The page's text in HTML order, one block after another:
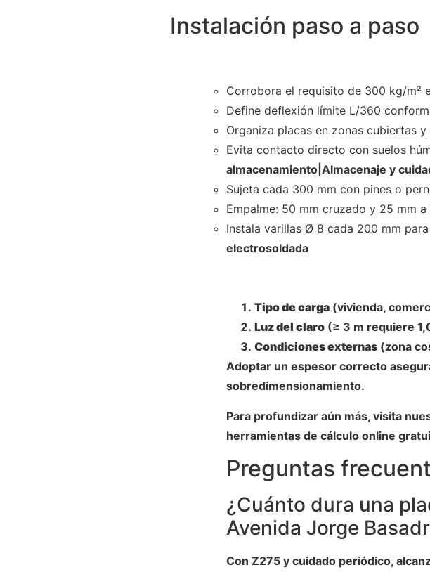
Instalación paso a paso
Corrobora el requisito de 300 kg/m²
Define deflexión límite L/360
Organiza placas en zonas cubiertas y
Evita contacto directo con suelos
almacenamiento|Almacenaje y
Sujeta cada 300 mm con pines o
Empalme: 50 mm cruzado y 25 mm
Instala varillas Ø 8 cada 200 mm
electrosoldada
Tipo de carga (vivienda,
Luz del claro (≥ 3 m requiere
Condiciones externas (zona
Adoptar un espesor correcto
sobredimensionamiento.
Para profundizar aún más, visita
herramientas de cálculo online
Preguntas
¿Cuánto dura una
Avenida Jorge
Con Z275 y cuidado periódico,